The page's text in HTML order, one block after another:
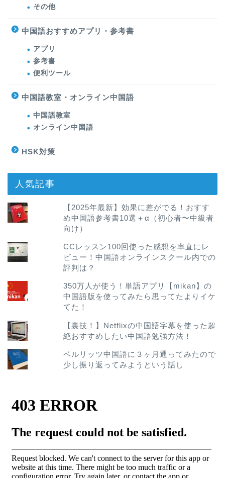
その他
中国語おすすめアプリ・参考書
アプリ
参考書
便利ツール
中国語教室・オンライン中国語
中国語教室
オンライン中国語
HSK対策
人気記事
【2025年最新】効果に差がでる！おすす
め中国語参考書10選＋α（初心者〜中級者
向け）
CCレッスン100回使った感想を率直にレ
ビュー！中国語オンラインスクール内での
評判は？
350万人が使う！単語アプリ【mikan】の
中国語版を使ってみたら思ってたよりイケ
てた！
【裏技！】Netflixの中国語字幕を使った超
絶おすすめしたい中国語勉強方法！
ベルリッツ中国語に３ヶ月通ってみたので
少し振り返ってみようという話し